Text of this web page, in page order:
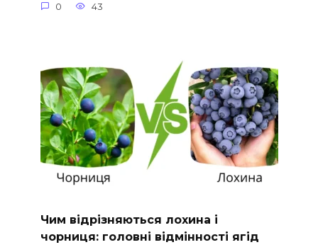
0 43
Чим відрізняються лохина і
чорниця: головні відмінності ягід